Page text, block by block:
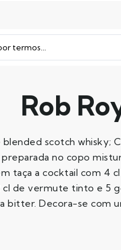
Rob
blended scotch whisky;
no copo
taça a cocktail com 4
cl de vermute tinto e 5
bitter. Decora-se com